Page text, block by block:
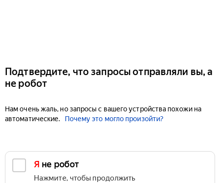
Подтвердите, что запросы отправляли вы, а
не робот
Нам очень жаль, но запросы с вашего устройства похожи на
автоматические.
Почему это могло произойти?
Я не робот
Нажмите, чтобы продолжить